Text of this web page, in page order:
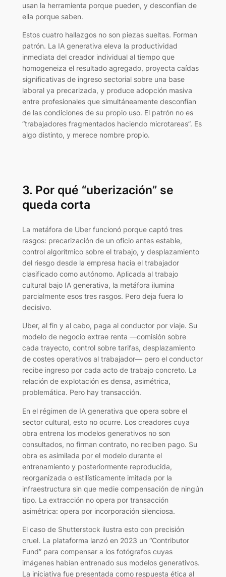
usan la herramienta porque pueden, y desconfían de
ella porque saben.
Estos cuatro hallazgos no son piezas sueltas. Forman
patrón. La IA generativa eleva la productividad
inmediata del creador individual al tiempo que
homogeneiza el resultado agregado, proyecta caídas
significativas de ingreso sectorial sobre una base
laboral ya precarizada, y produce adopción masiva
entre profesionales que simultáneamente desconfían
de las condiciones de su propio uso. El patrón no es
“trabajadores fragmentados haciendo microtareas”. Es
algo distinto, y merece nombre propio.
3. Por qué “uberización” se
queda corta
La metáfora de Uber funcionó porque captó tres
rasgos: precarización de un oficio antes estable,
control algorítmico sobre el trabajo, y desplazamiento
del riesgo desde la empresa hacia el trabajador
clasificado como autónomo. Aplicada al trabajo
cultural bajo IA generativa, la metáfora ilumina
parcialmente esos tres rasgos. Pero deja fuera lo
decisivo.
Uber, al fin y al cabo, paga al conductor por viaje. Su
modelo de negocio extrae renta —comisión sobre
cada trayecto, control sobre tarifas, desplazamiento
de costes operativos al trabajador— pero el conductor
recibe ingreso por cada acto de trabajo concreto. La
relación de explotación es densa, asimétrica,
problemática. Pero hay transacción.
En el régimen de IA generativa que opera sobre el
sector cultural, esto no ocurre. Los creadores cuya
obra entrena los modelos generativos no son
consultados, no firman contrato, no reciben pago. Su
obra es asimilada por el modelo durante el
entrenamiento y posteriormente reproducida,
reorganizada o estilísticamente imitada por la
infraestructura sin que medie compensación de ningún
tipo. La extracción no opera por transacción
asimétrica: opera por incorporación silenciosa.
El caso de Shutterstock ilustra esto con precisión
cruel. La plataforma lanzó en 2023 un “Contributor
Fund” para compensar a los fotógrafos cuyas
imágenes habían entrenado sus modelos generativos.
La iniciativa fue presentada como respuesta ética al